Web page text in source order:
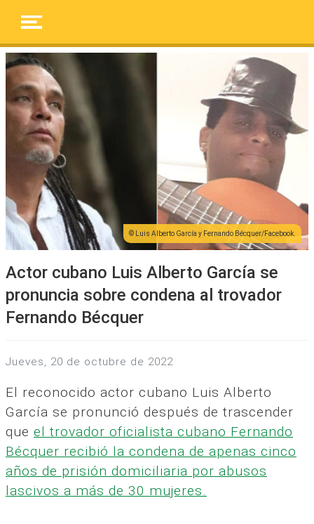
Luis Alberto García y Fernando Bécquer/Facebook.
Actor cubano Luis Alberto García se
pronuncia sobre condena al trovador
Fernando Bécquer
jueves, 20 de octubre de 2022
El reconocido actor cubano Luis Alberto
García se pronunció después de trascender
que el trovador oficialista cubano Fernando
Bécquer recibió la condena de apenas cinco
años de prisión domiciliaria por abusos
lascivos a más de 30 mujeres.